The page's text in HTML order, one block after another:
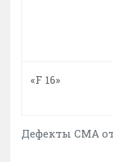
Дефекты СМА
«F 16»